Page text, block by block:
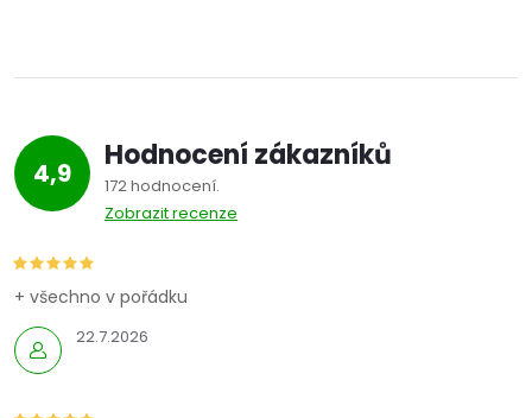
4,9 Hodnocení zákazníků
172 hodnocení
Zobrazit recenze
22.7.2026
+ všechno v pořádku